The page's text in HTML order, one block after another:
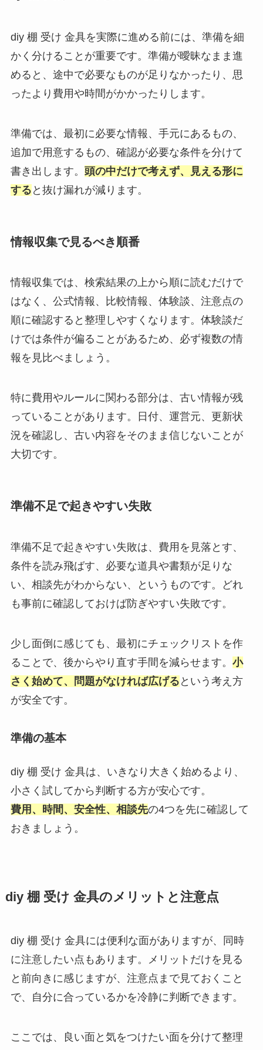
diy 棚 受け 金具を実際に進める前には、準備を細
かく分けることが重要です。準備が曖昧なまま進
めると、途中で必要なものが足りなかったり、思
ったより費用や時間がかかったりします。
準備では、最初に必要な情報、手元にあるもの、
追加で用意するもの、確認が必要な条件を分けて
書き出します。 頭の中だけで考えず、見える形に
する と抜け漏れが減ります。
情報収集で見るべき順番
情報収集では、検索結果の上から順に読むだけで
はなく、公式情報、比較情報、体験談、注意点の
順に確認すると整理しやすくなります。体験談だ
けでは条件が偏ることがあるため、必ず複数の情
報を見比べましょう。
特に費用やルールに関わる部分は、古い情報が残
っていることがあります。日付、運営元、更新状
況を確認し、古い内容をそのまま信じないことが
大切です。
準備不足で起きやすい失敗
準備不足で起きやすい失敗は、費用を見落とす、
条件を読み飛ばす、必要な道具や書類が足りな
い、相談先がわからない、というものです。どれ
も事前に確認しておけば防ぎやすい失敗です。
少し面倒に感じても、最初にチェックリストを作
ることで、後からやり直す手間を減らせます。 小
さく始めて、問題がなければ広げる という考え方
が安全です。
準備の基本
diy 棚 受け 金具は、いきなり大きく始めるより、
小さく試してから判断する方が安心です。
費用、時間、安全性、相談先の4つを先に確認して
おきましょう。
diy 棚 受け 金具のメリットと注意点
diy 棚 受け 金具には便利な面がありますが、同時
に注意したい点もあります。メリットだけを見る
と前向きに感じますが、注意点まで見ておくこと
で、自分に合っているかを冷静に判断できます。
ここでは、良い面と気をつけたい面を分けて整理